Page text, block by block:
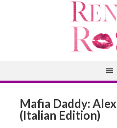
Mafia Daddy:
(Italian Edition)